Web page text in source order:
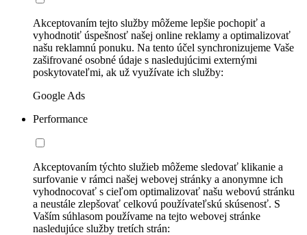
Akceptovaním tejto služby môžeme lepšie pochopiť a
vyhodnotiť úspešnosť našej online reklamy a optimalizovať
našu reklamnú ponuku. Na tento účel synchronizujeme Vaše
zašifrované osobné údaje s nasledujúcimi externými
poskytovateľmi, ak už využívate ich služby:
Google Ads
Performance
Akceptovaním týchto služieb môžeme sledovať klikanie a
surfovanie v rámci našej webovej stránky a anonymne ich
vyhodnocovať s cieľom optimalizovať našu webovú stránku
a neustále zlepšovať celkovú používateľskú skúsenosť. S
Vaším súhlasom používame na tejto webovej stránke
nasledujúce služby tretích strán: